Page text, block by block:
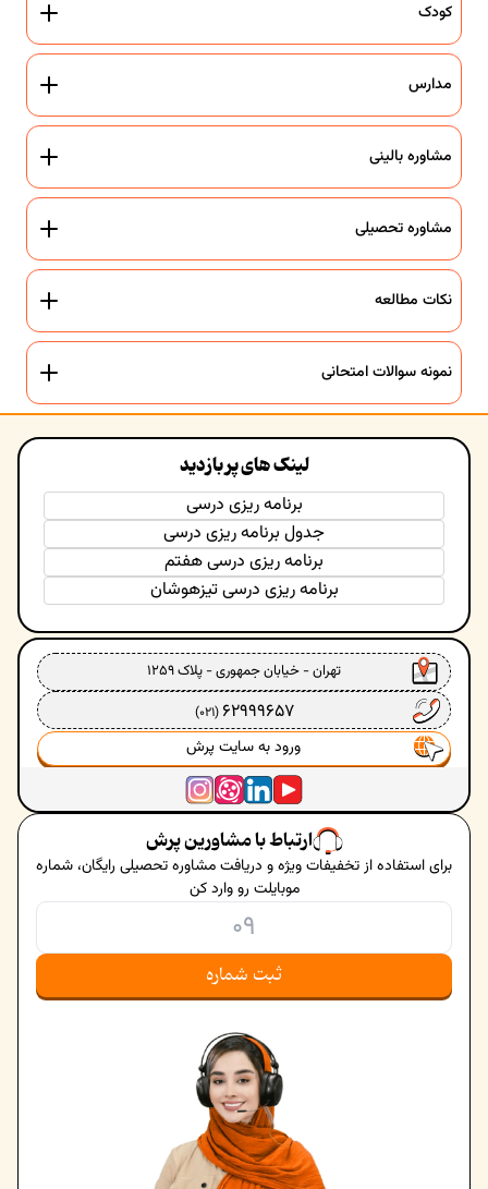
کودک
مدارس
مشاوره بالینی
مشاوره تحصیلی
نکات مطالعه
نمونه سوالات امتحانی
لینک های پر بازدید
برنامه ریزی درسی
جدول برنامه ریزی درسی
برنامه ریزی درسی هفتم
برنامه ریزی درسی تیزهوشان
تهران - خیابان جمهوری - پلاک ۱۲۵۹
62999657
(021)
ورود به سایت پرش
ارتباط با مشاورین پرش
برای استفاده از تخفیفات ویژه و دریافت مشاوره تحصیلی رایگان، شماره
موبایلت رو وارد کن
ثبت شماره